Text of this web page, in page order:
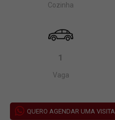
Cozinha
1
Vaga
QUERO AGENDAR UMA VISITA